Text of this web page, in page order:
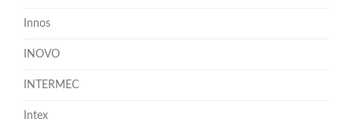
Innos
INOVO
INTERMEC
Intex